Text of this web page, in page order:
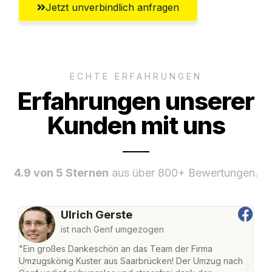
Jetzt unverbindlich anfragen
ECHTE ERFAHRUNGEN
Erfahrungen unserer
Kunden mit uns
4.9 von 5 Sternen aus über 800+ Bewertungen.
Ulrich Gerste
ist nach Genf umgezogen
"Ein großes Dankeschön an das Team der Firma
Umzugskönig Kuster aus Saarbrücken! Der Umzug nach